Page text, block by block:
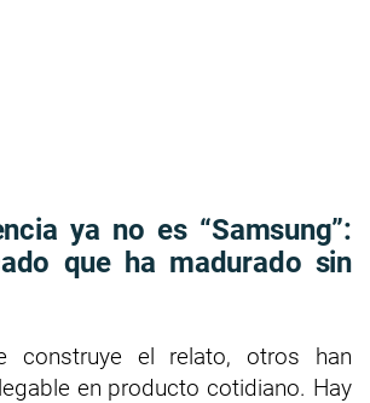
ya no es “Samsung”:
que ha madurado sin
construye el relato, otros han
en producto cotidiano. Hay